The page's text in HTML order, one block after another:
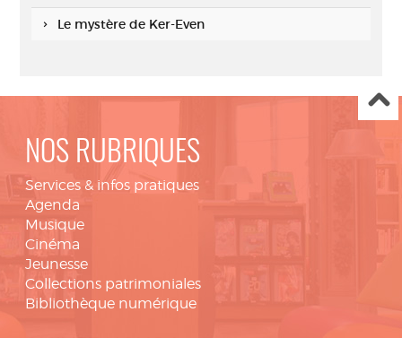
Le mystère de Ker-Even
NOS RUBRIQUES
Services & infos pratiques
Agenda
Musique
Cinéma
Jeunesse
Collections patrimoniales
Bibliothèque numérique